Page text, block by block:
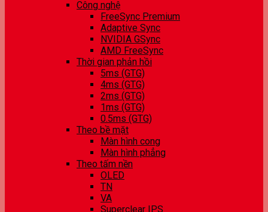
Công nghệ
FreeSync Premium
Adaptive Sync
NVIDIA GSync
AMD FreeSync
Thời gian phản hồi
5ms (GTG)
4ms (GTG)
2ms (GTG)
1ms (GTG)
0.5ms (GTG)
Theo bề mặt
Màn hình cong
Màn hình phẳng
Theo tấm nền
OLED
TN
VA
Superclear IPS